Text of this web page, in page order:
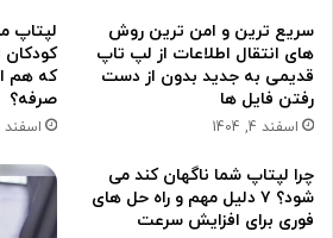
سریع ترین و امن ترین روش
های انتقال اطلاعات از لپ تاپ
قدیمی به جدید بدون از دست
رفتن فایل ها
اسفند 4, 1404
لپتاپ
کودکان
که هم
صرفه؟
اسفند 3, 1404
چرا لپتاپ شما ناگهان کند می
شود؟ ۷ دلیل مهم و راه حل های
فوری برای افزایش سرعت